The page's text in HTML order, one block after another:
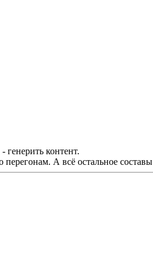
генерить контент.
А всё остальное составы